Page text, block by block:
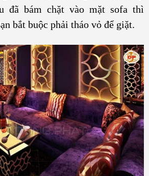
đã bám chặt vào mặt sofa thì
bắt buộc phải tháo vỏ để giặt.